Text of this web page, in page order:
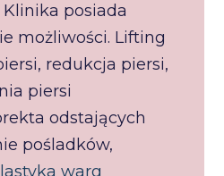
Klinika posiada
możliwości. Lifting
redukcja piersi,
piersi
odstających
pośladków,
warg